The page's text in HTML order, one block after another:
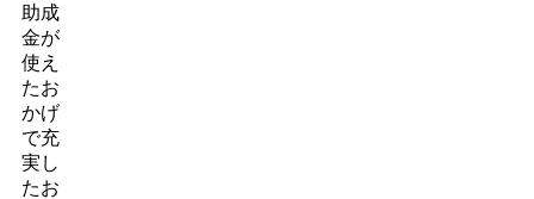
助成
金が
使え
たお
かげ
で充
実し
たお